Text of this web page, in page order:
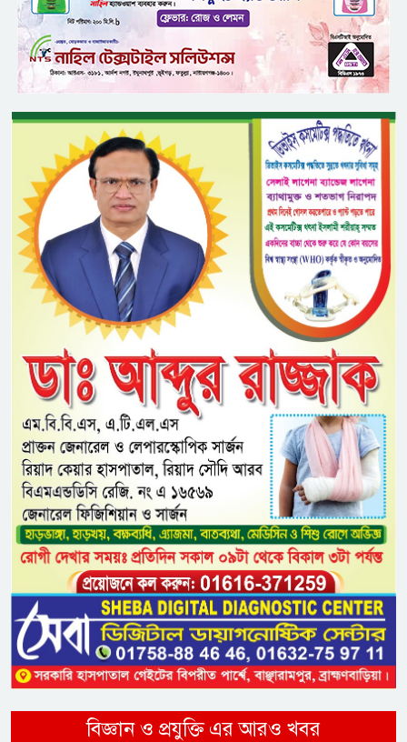
বিজ্ঞান ও প্রযুক্তি এর আরও খবর